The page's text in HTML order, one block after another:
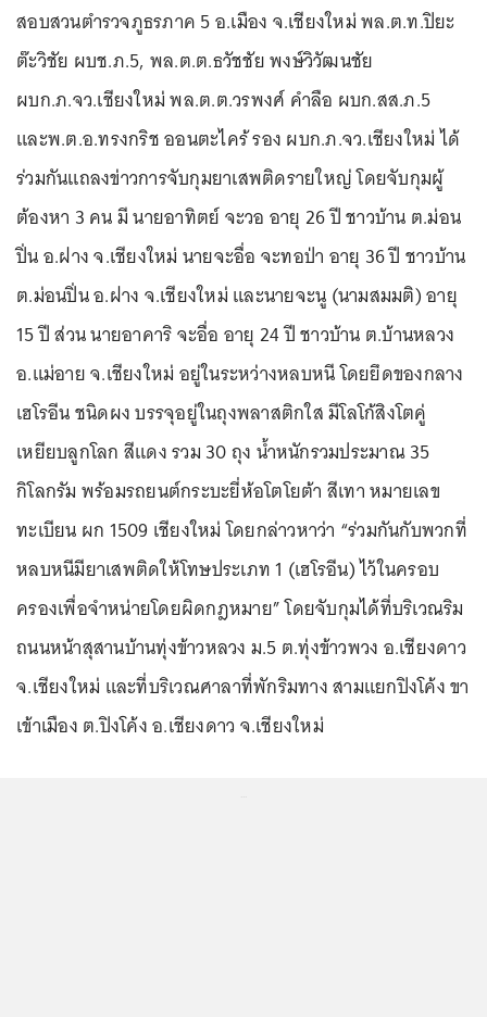
สอบสวนตำรวจภูธรภาค 5 อ.เมือง จ.เชียงใหม่ พล.ต.ท.ปิยะ
ต๊ะวิชัย ผบช.ภ.5, พล.ต.ต.ธวัชชัย พงษ์วิวัฒนชัย
ผบก.ภ.จว.เชียงใหม่ พล.ต.ต.วรพงศ์ คำลือ ผบก.สส.ภ.5
และพ.ต.อ.ทรงกริช ออนตะไคร้ รอง ผบก.ภ.จว.เชียงใหม่ ได้
ร่วมกันแถลงข่าวการจับกุมยาเสพติดรายใหญ่ โดยจับกุมผู้
ต้องหา 3 คน มี นายอาทิตย์ จะวอ อายุ 26 ปี ชาวบ้าน ต.ม่อน
ปิ่น อ.ฝาง จ.เชียงใหม่ นายจะอื่อ จะทอป่า อายุ 36 ปี ชาวบ้าน
ต.ม่อนปิ่น อ.ฝาง จ.เชียงใหม่ และนายจะนู (นามสมมติ) อายุ
15 ปี ส่วน นายอาคาริ จะอื่อ อายุ 24 ปี ชาวบ้าน ต.บ้านหลวง
อ.แม่อาย จ.เชียงใหม่ อยู่ในระหว่างหลบหนี โดยยึดของกลาง
เฮโรอีน ชนิดผง บรรจุอยู่ในถุงพลาสติกใส มีโลโก้สิงโตคู่
เหยียบลูกโลก สีแดง รวม 30 ถุง น้ำหนักรวมประมาณ 35
กิโลกรัม พร้อมรถยนต์กระบะยี่ห้อโตโยต้า สีเทา หมายเลข
ทะเบียน ผก 1509 เชียงใหม่ โดยกล่าวหาว่า “ร่วมกันกับพวกที่
หลบหนีมียาเสพติดให้โทษประเภท 1 (เฮโรอีน) ไว้ในครอบ
ครองเพื่อจำหน่ายโดยผิดกฎหมาย” โดยจับกุมได้ที่บริเวณริม
ถนนหน้าสุสานบ้านทุ่งข้าวหลวง ม.5 ต.ทุ่งข้าวพวง อ.เชียงดาว
จ.เชียงใหม่ และที่บริเวณศาลาที่พักริมทาง สามแยกปิงโค้ง ขา
เข้าเมือง ต.ปิงโค้ง อ.เชียงดาว จ.เชียงใหม่